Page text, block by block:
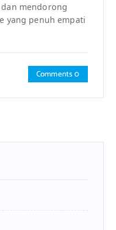
mendorong
yang penuh empati
Comments 0